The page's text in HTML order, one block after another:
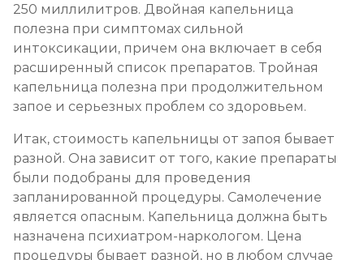
250 миллилитров. Двойная капельница
полезна при симптомах сильной
интоксикации, причем она включает в себя
расширенный список препаратов. Тройная
капельница полезна при продолжительном
запое и серьезных проблем со здоровьем.
Итак, стоимость капельницы от запоя бывает
разной. Она зависит от того, какие препараты
были подобраны для проведения
запланированной процедуры. Самолечение
является опасным. Капельница должна быть
назначена психиатром-наркологом. Цена
процедуры бывает разной, но в любом случае